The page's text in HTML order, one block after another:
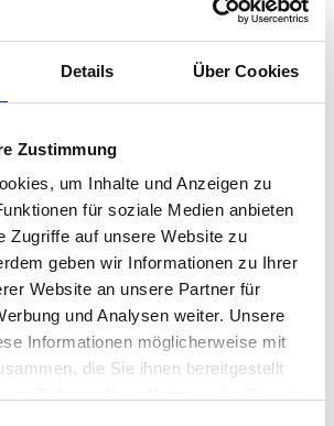
Details Über Cookies
Zustimmung
um Inhalte und Anzeigen zu
für soziale Medien anbieten
Zugriffe auf unsere Website zu
geben wir Informationen zu Ihrer
Website an unsere Partner für
und Analysen weiter. Unsere
Informationen möglicherweise mit
die Sie ihnen bereitgestellt
m2
11,50 €/m2